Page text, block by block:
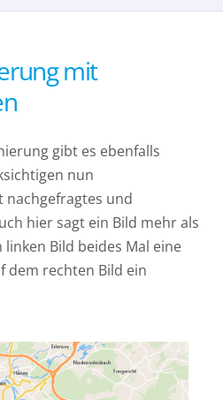
mit
gibt es ebenfalls
nun
nachgefragtes und
hier sagt ein Bild mehr als
Bild beides Mal eine
dem rechten Bild ein